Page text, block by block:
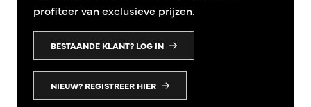
profiteer van exclusieve prijzen.
BESTAANDE KLANT? LOG IN
NIEUW? REGISTREER HIER